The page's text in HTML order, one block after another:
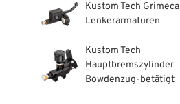
Kustom Tech Grimeca
Lenkerarmaturen
Kustom Tech
Hauptbremszylinder
Bowdenzug-betätigt